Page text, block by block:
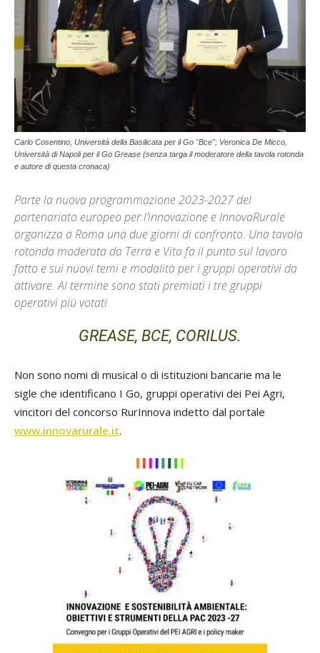
Carlo Cosentino, Università della Basilicata per il Go "Bce"; Veronica De Micco,
Università di Napoli per il Go Grease (senza targa il moderatore della tavola rotonda
e autore di questa cronaca)
Parte la nuova programmazione 2023-2027 del
partenariato europeo per l’innovazione e InnovaRurale
organizza a Roma una due giorni di confronto. Una tavola
rotonda moderata da Terra e Vita fa il punto sul lavoro
fatto e sui nuovi temi e modalità per i gruppi operativi da
attivare. Al termine sono stati premiati i tre gruppi
operativi più votati
GREASE, BCE, CORILUS.
Non sono nomi di musical o di istituzioni bancarie ma le
sigle che identificano I Go, gruppi operativi dei Pei Agri,
vincitori del concorso RurInnova indetto dal portale
www.innovarurale.it.